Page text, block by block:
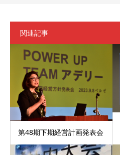
関連記事
第48期下期経営計画発表会